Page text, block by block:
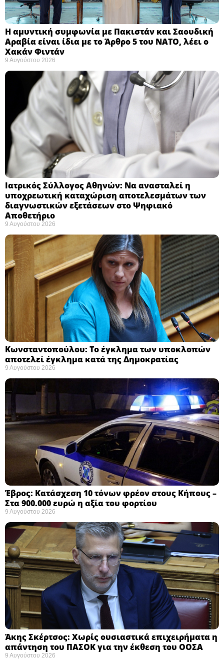
Η αμυντική συμφωνία με Πακιστάν και Σαουδική
Αραβία είναι ίδια με το Άρθρο 5 του ΝΑΤΟ, λέει ο
Χακάν Φιντάν ​
9 Αυγούστου 2026
Ιατρικός Σύλλογος Αθηνών: Να ανασταλεί η
υποχρεωτική καταχώριση αποτελεσμάτων των
διαγνωστικών εξετάσεων στο Ψηφιακό
Αποθετήριο ​
9 Αυγούστου 2026
Κωνσταντοπούλου: Το έγκλημα των υποκλοπών
αποτελεί έγκλημα κατά της Δημοκρατίας ​
9 Αυγούστου 2026
Έβρος: Κατάσχεση 10 τόνων φρέον στους Κήπους –
Στα 900.000 ευρώ η αξία του φορτίου ​
9 Αυγούστου 2026
Άκης Σκέρτσος: Χωρίς ουσιαστικά επιχειρήματα η
απάντηση του ΠΑΣΟΚ για την έκθεση του ΟΟΣΑ ​
9 Αυγούστου 2026